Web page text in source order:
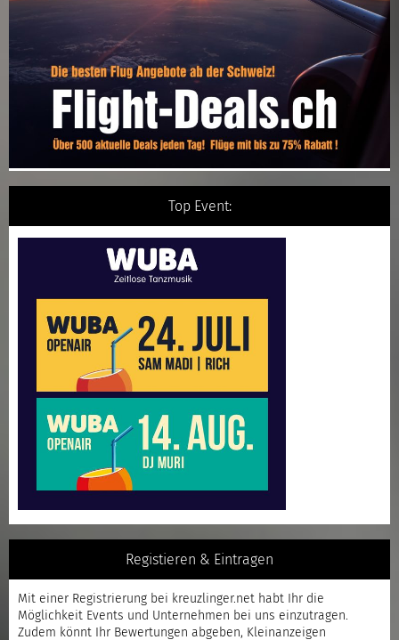
Top Event:
Registieren & Eintragen
Mit einer Registrierung bei kreuzlinger.net habt Ihr die
Möglichkeit Events und Unternehmen bei uns einzutragen.
Zudem könnt Ihr Bewertungen abgeben, Kleinanzeigen